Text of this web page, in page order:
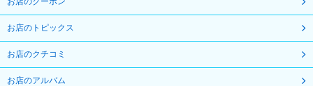
お店のトピックス
お店のクチコミ
お店のアルバム